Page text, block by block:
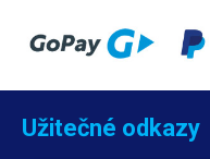
Užitečné odkazy